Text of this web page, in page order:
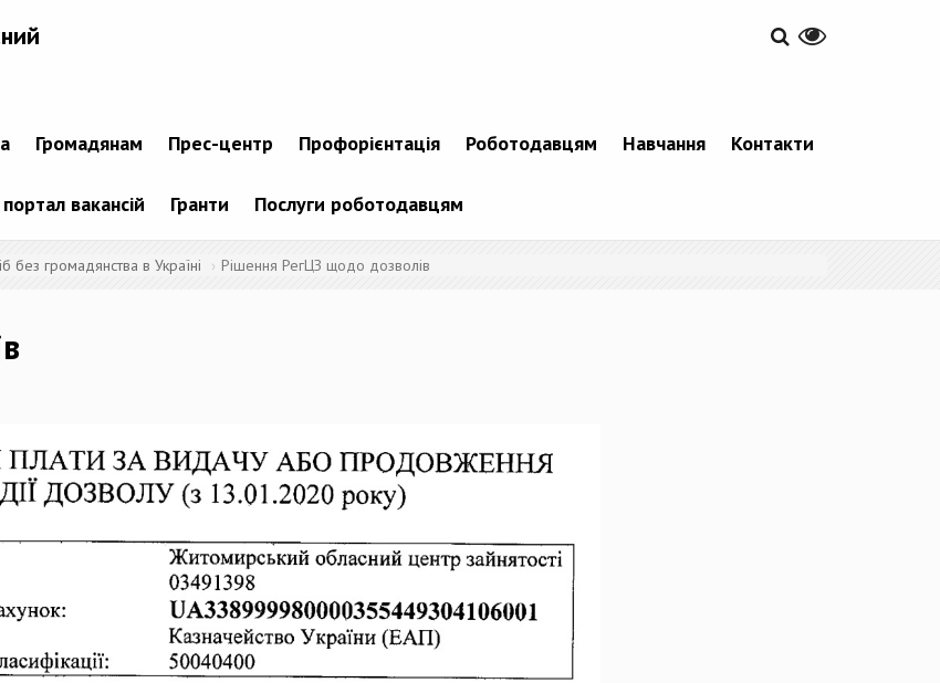
Громадянам Прес-центр Профорієнтація Роботодавцям Навчання Контакти
вакансій Гранти Послуги роботодавцям
без громадянства в Україні Рішення РегЦЗ щодо дозволів